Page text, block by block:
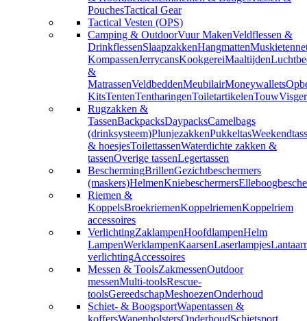
PouchesTactical Gear
Tactical Vesten (OPS)
Camping & OutdoorVuur MakenVeldflessen &
DrinkflessenSlaapzakkenHangmatten
KompassenJerrycansKookgereiMaaltijden
&
MatrassenVeldbeddenMeubilairMoneywallets
KitsTentenTentharingenToiletartikelenTouw
Rugzakken &
TassenBackpacksDaypacksCamelbags
(drinksysteem)PlunjezakkenPukkeltas
& hoesjesToilettassenWaterdichte zakken &
tassenOverige tassenLegertassen
BeschermingBrillenGezichtbeschermers
(maskers)HelmenKniebeschermers
Riemen &
KoppelsBroekriemenKoppelriemenKoppelriem
accessoires
VerlichtingZaklampenHoofdlampenHelm
LampenWerklampenKaarsenLaserlampjes
verlichtingAccessoires
Messen & ToolsZakmessenOutdoor
messenMulti-toolsRescue-
toolsGereedschapMeshoezenOnderhoud
Schiet- & BoogsportWapentassen &
koffersWapenholstersOnderhoudSchietsport